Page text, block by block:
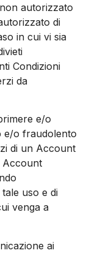
autorizzato
di
in cui vi sia
Condizioni
da
e/o
e/o fraudolento
di un Account
Account
uso e di
venga a
ai